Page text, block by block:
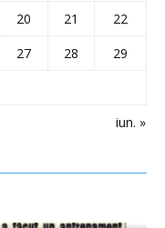
iun. »
20 21
22
27 28
29